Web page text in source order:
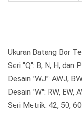
Ukuran Batang Bor
Seri "Q": B, N, H, dan P.
Desain "WJ": AWJ,
Desain "W": RW, EW,
Seri Metrik: 42, 50,